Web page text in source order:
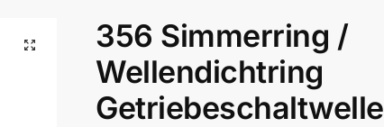
356 Simmerring /
Wellendichtring
Getriebeschaltwelle